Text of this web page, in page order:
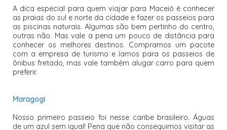
A dica especial para quem viajar para Maceió é conhecer
as praias do sul e norte da cidade e fazer os passeios para
as piscinas naturais. Algumas são bem pertinho do centro,
outras não. Mas vale a pena um pouco de distância para
conhecer os melhores destinos. Compramos um pacote
com a empresa de turismo e íamos para os passeios de
ônibus fretado, mas vale também alugar carro para quem
preferir.
Maragogi
Nosso primeiro passeio foi nesse caribe brasileiro. Águas
de um azul sem igual! Pena que não conseguimos visitar as